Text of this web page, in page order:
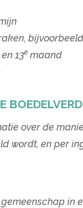
13e maand
over de
wordt, en per
in